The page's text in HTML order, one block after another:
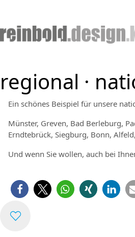
regional ·
Ein schönes Beispiel für unsere
Münster, Greven, Bad Berleburg,
Erndtebrück, Siegburg, Bonn,
Und wenn Sie wollen, auch bei